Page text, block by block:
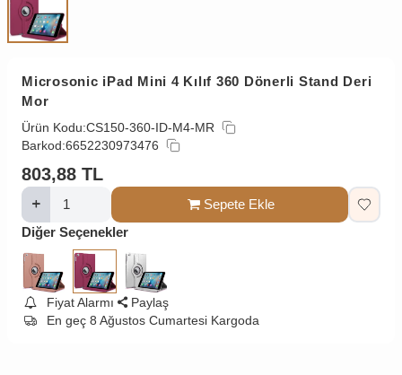
Microsonic iPad Mini 4 Kılıf 360 Dönerli Stand Deri
Mor
Ürün Kodu:CS150-360-ID-M4-MR
Barkod:6652230973476
803,88 TL
Sepete Ekle
Diğer Seçenekler
Fiyat Alarmı
Paylaş
En geç 8 Ağustos Cumartesi Kargoda